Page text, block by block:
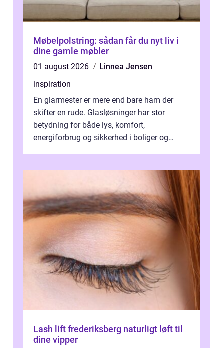
Møbelpolstring: sådan får du nyt liv i
dine gamle møbler
01 august 2026
Linnea Jensen
inspiration
En glarmester er mere end bare ham der
skifter en rude. Glasløsninger har stor
betydning for både lys, komfort,
energiforbrug og sikkerhed i boliger og
Lash lift frederiksberg naturligt løft til
dine vipper